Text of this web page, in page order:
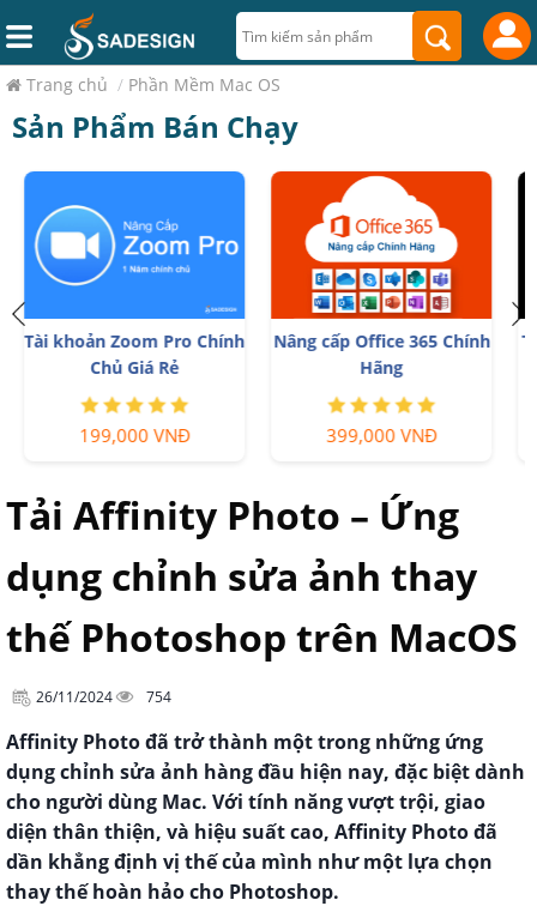
Trang chủ / Phần Mềm Mac OS
Sản Phẩm Bán Chạy
Trọn Bộ Autodesk All App
Giá Rẻ
1,499,000 VNĐ
Tài khoản CapCut Pro bản
quyền chính hãng
399,000 VNĐ
Tải Affinity Photo – Ứng
dụng chỉnh sửa ảnh thay
thế Photoshop trên MacOS
26/11/2024 754
Affinity Photo đã trở thành một trong những ứng
dụng chỉnh sửa ảnh hàng đầu hiện nay, đặc biệt dành
cho người dùng Mac. Với tính năng vượt trội, giao
diện thân thiện, và hiệu suất cao, Affinity Photo đã
dần khẳng định vị thế của mình như một lựa chọn
thay thế hoàn hảo cho Photoshop.